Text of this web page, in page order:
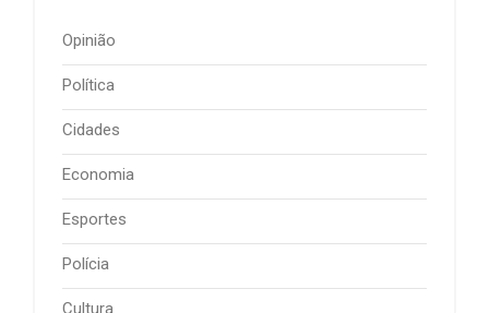
Opinião
Política
Cidades
Economia
Esportes
Polícia
Cultura